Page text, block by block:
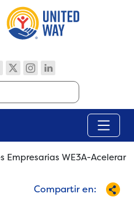
Empresarias WE3A-Acelerar
Compartir en: